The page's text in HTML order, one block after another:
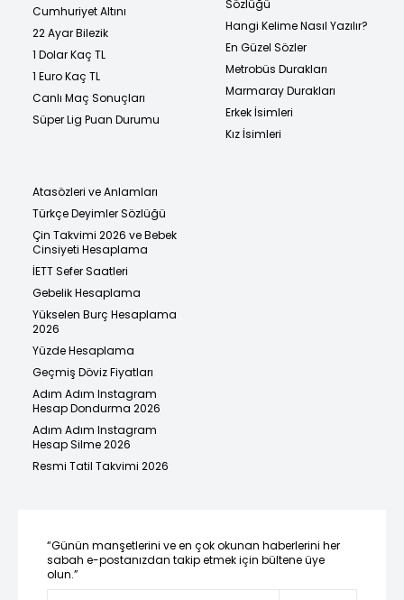
Cumhuriyet Altını
22 Ayar Bilezik
1 Dolar Kaç TL
1 Euro Kaç TL
Canlı Maç Sonuçları
Süper Lig Puan Durumu
Sözlüğü
Hangi Kelime Nasıl Yazılır?
En Güzel Sözler
Metrobüs Durakları
Marmaray Durakları
Erkek İsimleri
Kız İsimleri
Atasözleri ve Anlamları
Türkçe Deyimler Sözlüğü
Çin Takvimi 2026 ve Bebek
Cinsiyeti Hesaplama
İETT Sefer Saatleri
Gebelik Hesaplama
Yükselen Burç Hesaplama
2026
Yüzde Hesaplama
Geçmiş Döviz Fiyatları
Adım Adım Instagram
Hesap Dondurma 2026
Adım Adım Instagram
Hesap Silme 2026
Resmi Tatil Takvimi 2026
“Günün manşetlerini ve en çok okunan haberlerini her
sabah e-postanızdan takip etmek için bültene üye
olun.”